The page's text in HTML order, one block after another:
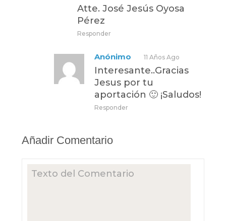
Atte. José Jesús Oyosa
Pérez
Responder
Anónimo 11 Años Ago
Interesante..Gracias
Jesus por tu
aportación 🙂 ¡Saludos!
Responder
Añadir Comentario